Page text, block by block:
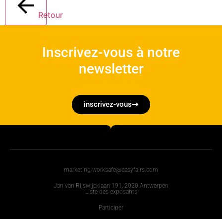
Retour
Inscrivez-vous à notre
newsletter
inscrivez-vous
marketing-worksafe@easyfairs.com
Jan van Rijswijcklaan 191, 2020 Antwerpen
Liste des exposants
Participer